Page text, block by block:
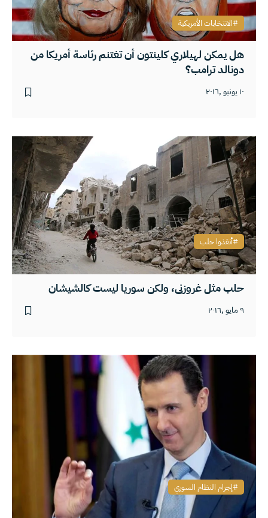
هل يمكن لهيلاري كلينتون أن تغتنم رئاسة أمريكا من
دونالد ترامب؟
١٠ يونيو ,٢٠١٦
الانتخابات الأمريكية
حلب مثل غروزني، ولكن سوريا ليست كالشيشان
٩ مايو ,٢٠١٦
أنقذوا حلب
إجرام النظام السوري